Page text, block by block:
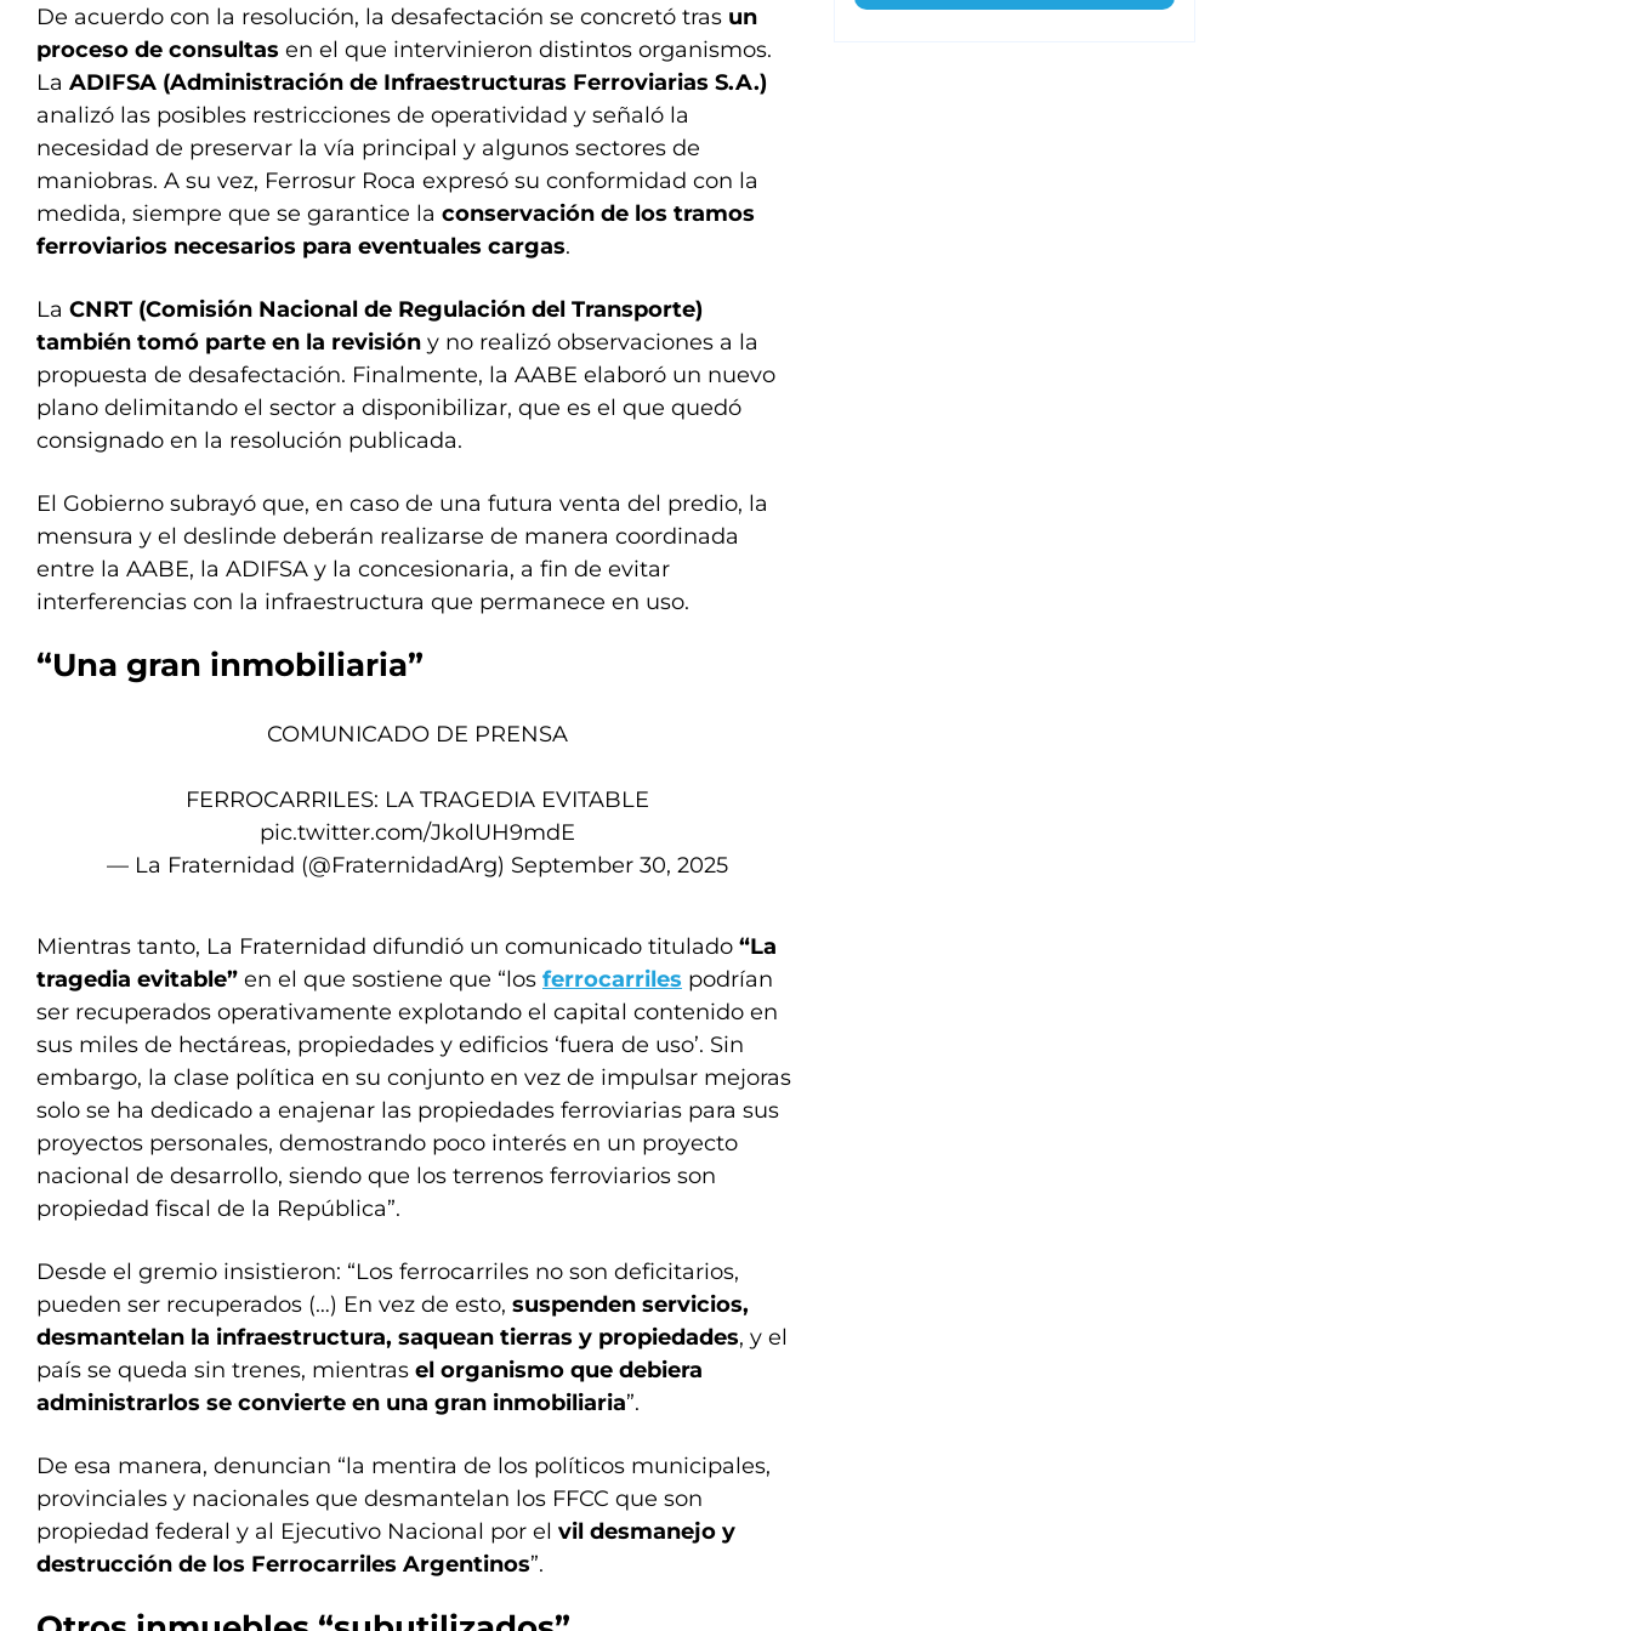
De acuerdo con la resolución, la desafectación se concretó tras un
proceso de consultas en el que intervinieron distintos organismos.
La ADIFSA (Administración de Infraestructuras Ferroviarias S.A.)
analizó las posibles restricciones de operatividad y señaló la
necesidad de preservar la vía principal y algunos sectores de
maniobras. A su vez, Ferrosur Roca expresó su conformidad con la
medida, siempre que se garantice la conservación de los tramos
ferroviarios necesarios para eventuales cargas.
La CNRT (Comisión Nacional de Regulación del Transporte)
también tomó parte en la revisión y no realizó observaciones a la
propuesta de desafectación. Finalmente, la AABE elaboró un nuevo
plano delimitando el sector a disponibilizar, que es el que quedó
consignado en la resolución publicada.
El Gobierno subrayó que, en caso de una futura venta del predio, la
mensura y el deslinde deberán realizarse de manera coordinada
entre la AABE, la ADIFSA y la concesionaria, a fin de evitar
interferencias con la infraestructura que permanece en uso.
“Una gran inmobiliaria”
COMUNICADO DE PRENSA
FERROCARRILES: LA TRAGEDIA EVITABLE
pic.twitter.com/JkolUH9mdE
— La Fraternidad (@FraternidadArg) September 30, 2025
Mientras tanto, La Fraternidad difundió un comunicado titulado “La
tragedia evitable” en el que sostiene que “los ferrocarriles podrían
ser recuperados operativamente explotando el capital contenido en
sus miles de hectáreas, propiedades y edificios ‘fuera de uso’. Sin
embargo, la clase política en su conjunto en vez de impulsar mejoras
solo se ha dedicado a enajenar las propiedades ferroviarias para sus
proyectos personales, demostrando poco interés en un proyecto
nacional de desarrollo, siendo que los terrenos ferroviarios son
propiedad fiscal de la República”.
Desde el gremio insistieron: “Los ferrocarriles no son deficitarios,
pueden ser recuperados (…) En vez de esto, suspenden servicios,
desmantelan la infraestructura, saquean tierras y propiedades, y el
país se queda sin trenes, mientras el organismo que debiera
administrarlos se convierte en una gran inmobiliaria”.
De esa manera, denuncian “la mentira de los políticos municipales,
provinciales y nacionales que desmantelan los FFCC que son
propiedad federal y al Ejecutivo Nacional por el vil desmanejo y
destrucción de los Ferrocarriles Argentinos”.